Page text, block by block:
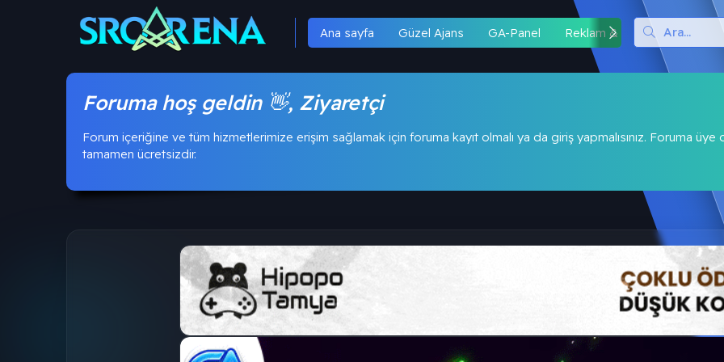
Ana sayfa Güzel Ajans GA-Panel Reklam & İş Birliği
Foruma hoş geldin 👋, Ziyaretçi
Forum içeriğine ve tüm hizmetlerimize erişim sağlamak için foruma kayıt olmalı ya da giriş yapmalısınız. Foruma üye
tamamen ücretsizdir.